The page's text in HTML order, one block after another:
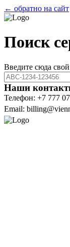
← обратно на сайт
Поиск
Введите сюда
Наши
Телефон: +7 777
Email: